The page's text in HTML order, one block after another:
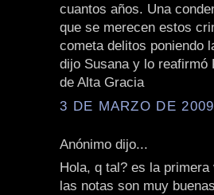
cuantos años. Una
que se merecen estos
cometa delitos poniendo
dijo Susana y lo reafirmó
de Alta Gracia
3 DE MARZO DE
Anónimo dijo...
Hola, q tal? es la
las notas son muy